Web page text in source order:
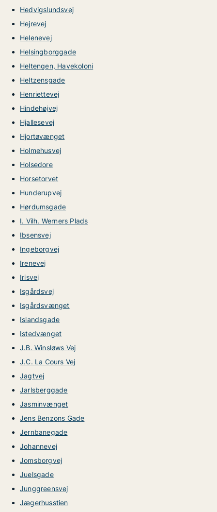
Hedvigslundsvej
Hejrevej
Helenevej
Helsingborggade
Heltengen, Havekoloni
Heltzensgade
Henriettevej
Hindehøjvej
Hjallesevej
Hjortøvænget
Holmehusvej
Holsedore
Horsetorvet
Hunderupvej
Hørdumsgade
I. Vilh. Werners Plads
Ibsensvej
Ingeborgvej
Irenevej
Irisvej
Isgårdsvej
Isgårdsvænget
Islandsgade
Istedvænget
J.B. Winsløws Vej
J.C. La Cours Vej
Jagtvej
Jarlsberggade
Jasminvænget
Jens Benzons Gade
Jernbanegade
Johannevej
Jomsborgvej
Juelsgade
Junggreensvej
Jægerhusstien